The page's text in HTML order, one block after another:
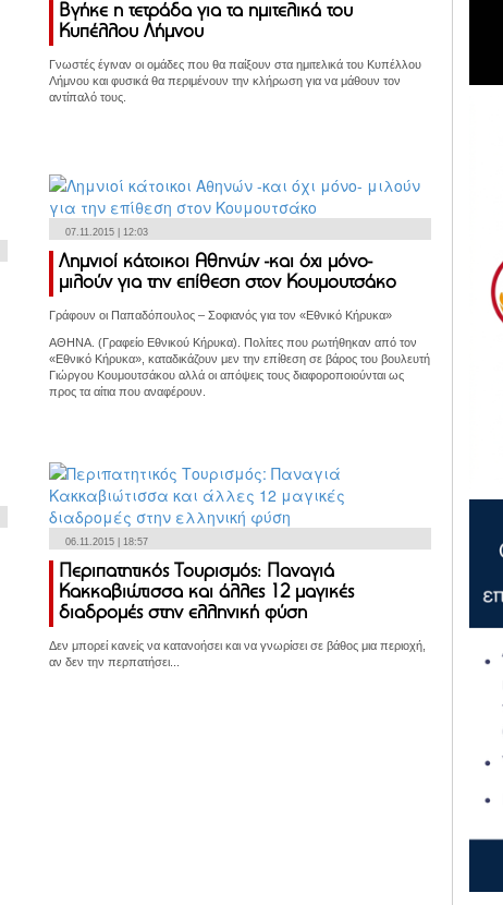
Βγήκε η τετράδα για τα ημιτελικά του
Κυπέλλου Λήμνου
Γνωστές έγιναν οι ομάδες που θα παίξουν στα ημιτελικά του Κυπέλλου
Λήμνου και φυσικά θα περιμένουν την κλήρωση για να μάθουν τον
αντίπαλό τους.
07.11.2015 | 12:03
Λημνιοί κάτοικοι Αθηνών -και όχι μόνο-
μιλούν για την επίθεση στον Κουμουτσάκο
Γράφουν οι Παπαδόπουλος – Σοφιανός για τον «Εθνικό Κήρυκα»
ΑΘΗΝΑ. (Γραφείο Εθνικού Κήρυκα). Πολίτες που ρωτήθηκαν από τον
«Εθνικό Κήρυκα», καταδικάζουν μεν την επίθεση σε βάρος του βουλευτή
Γιώργου Κουμουτσάκου αλλά οι απόψεις τους διαφοροποιούνται ως
προς τα αίτια που αναφέρουν.
06.11.2015 | 18:57
Περιπατητικός Τουρισμός: Παναγιά
Κακκαβιώτισσα και άλλες 12 μαγικές
διαδρομές στην ελληνική φύση
Δεν μπορεί κανείς να κατανοήσει και να γνωρίσει σε βάθος μια περιοχή,
αν δεν την περπατήσει...